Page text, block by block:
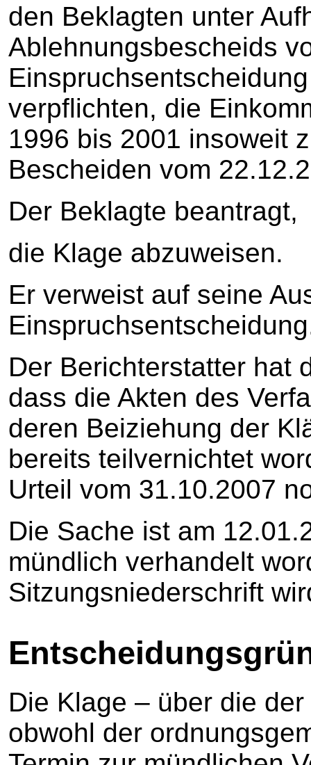
den Beklagten unter
Ablehnungsbescheids
verpflichten, die
1996 bis 2001 insoweit
Bescheiden vom
Der Beklagte beantragt,
die Klage abzuweisen.
Er verweist auf seine
Der Berichterstatter hat
dass die Akten des
deren Beiziehung der
bereits teilvernichtet
Urteil vom 31.10.2007
Die Sache ist am
mündlich verhandelt
Sitzungsniederschrift
Die Klage – über die
obwohl der